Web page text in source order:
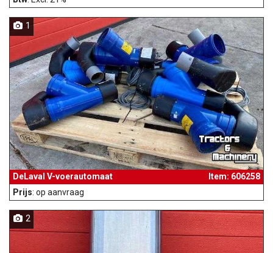
1
DeLaval V-voerautomaat
Item: 606258
Prijs: op aanvraag
2